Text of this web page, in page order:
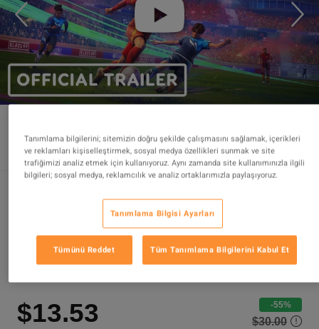
REMATCH RoW PC Steam CD Key
DESTEKLENEN ÜRÜN
Tarafından Satılıyor HoGames
$13.53 -55%
$30.00
Tanımlama bilgilerini; sitemizin doğru şekilde çalışmasını sağlamak, içerikleri
ve reklamları kişiselleştirmek, sosyal medya özellikleri sunmak ve site
trafiğimizi analiz etmek için kullanıyoruz. Aynı zamanda site kullanımınızla ilgili
bilgileri; sosyal medya, reklamcılık ve analiz ortaklarımızla paylaşıyoruz.
Tanımlama Bilgisi Ayarları
Tümünü Reddet Tüm Tanımlama Bilgilerini Kabul Et